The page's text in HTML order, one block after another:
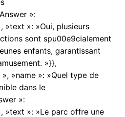
»:
»text »: »Oui, plusieurs
sont spu00e9cialement
enfants, garantissant
»}},
»name »: »Quel type de
dans le
»:
»text »: »Le parc offre une